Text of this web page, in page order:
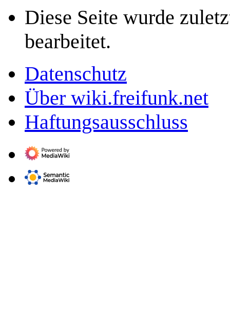
Diese Seite wurde
bearbeitet.
Datenschutz
Über wiki.freifunk.net
Haftungsausschluss